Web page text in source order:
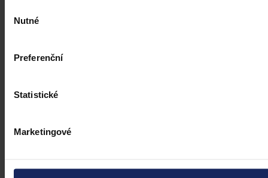
souhlasu
Nutné
Preferenční
Statistické
Marketingové